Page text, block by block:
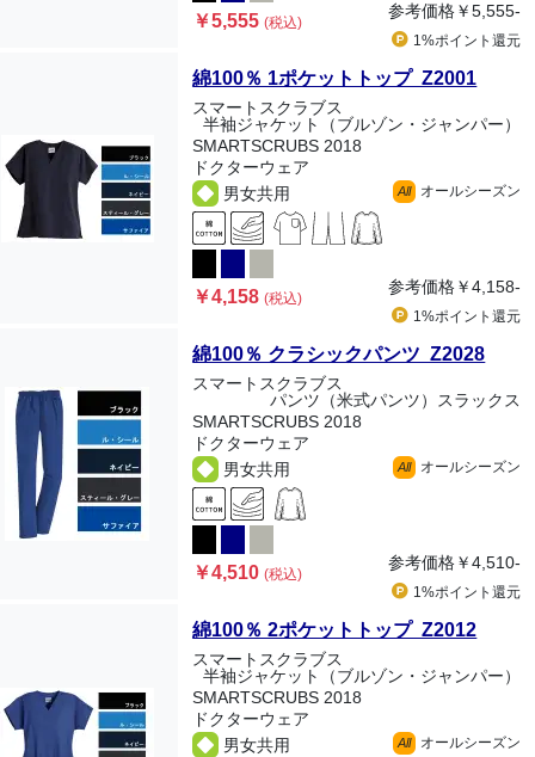
￥5,555(税込)
参考価格￥5,555-
1%ポイント 還元
綿100％ 1ポケットトップ Z2001
スマートスクラブス
半袖ジャケット（ブルゾン・ジャンパー）
SMARTSCRUBS 2018
ドクターウェア
男女共用
All オールシーズン
￥4,158(税込)
参考価格￥4,158-
1%ポイント 還元
綿100％ クラシックパンツ Z2028
スマートスクラブス
パンツ（米式パンツ）スラックス
SMARTSCRUBS 2018
ドクターウェア
男女共用
All オールシーズン
￥4,510(税込)
参考価格￥4,510-
1%ポイント 還元
綿100％ 2ポケットトップ Z2012
スマートスクラブス
半袖ジャケット（ブルゾン・ジャンパー）
SMARTSCRUBS 2018
ドクターウェア
男女共用
All オールシーズン